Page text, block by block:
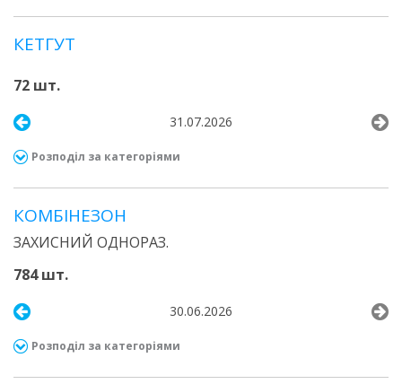
КЕТГУТ
72 шт.
31.07.2026
Розподіл за категоріями
КОМБІНЕЗОН
ЗАХИСНИЙ ОДНОРАЗ.
784 шт.
30.06.2026
Розподіл за категоріями